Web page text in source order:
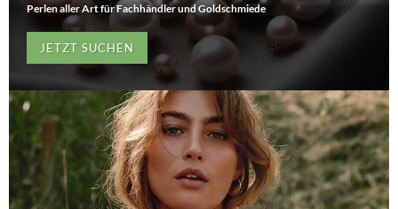
Perlen aller Art für Fachhändler und Goldschmiede
JETZT SUCHEN